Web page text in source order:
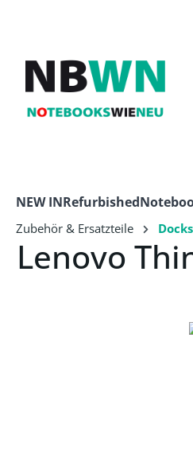
NEW INRefurbished
Zubehör & Ersatzteile Docks
Lenovo